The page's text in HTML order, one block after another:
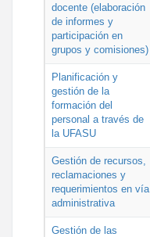
docente (elaboración
de informes y
participación en
grupos y comisiones)
Planificación y
gestión de la
formación del
personal a través de
la UFASU
Gestión de recursos,
reclamaciones y
requerimientos en vía
administrativa
Gestión de las